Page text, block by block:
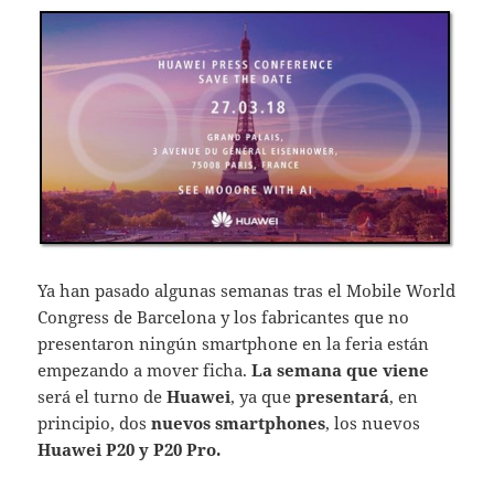
Ya han pasado algunas semanas tras el Mobile World
Congress de Barcelona y los fabricantes que no
presentaron ningún smartphone en la feria están
empezando a mover ficha.La semana que viene
será el turno deHuawei, ya quepresentará, en
principio, dosnuevos smartphones, los nuevos
Huawei P20 y P20 Pro.